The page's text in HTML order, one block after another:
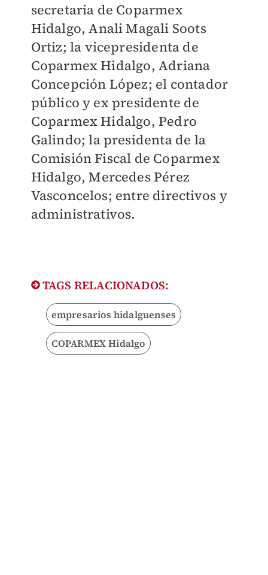
secretaria de Coparmex
Hidalgo, Anali Magali Soots
Ortiz; la vicepresidenta de
Coparmex Hidalgo, Adriana
Concepción López; el contador
público y ex presidente de
Coparmex Hidalgo, Pedro
Galindo; la presidenta de la
Comisión Fiscal de Coparmex
Hidalgo, Mercedes Pérez
Vasconcelos; entre directivos y
administrativos.
TAGS RELACIONADOS:
empresarios hidalguenses
COPARMEX Hidalgo